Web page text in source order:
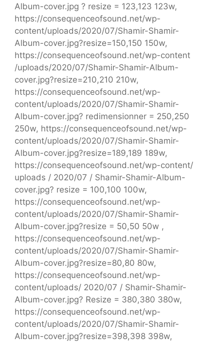
Album-cover.jpg ? resize = 123,123 123w,
https://consequenceofsound.net/wp-
content/uploads/2020/07/Shamir-Shamir-
Album-cover.jpg?resize=150,150 150w,
https://consequenceofsound.net/wp-content
/uploads/2020/07/Shamir-Shamir-Album-
cover.jpg?resize=210,210 210w,
https://consequenceofsound.net/wp-
content/uploads/2020/07/Shamir-Shamir-
Album-cover.jpg? redimensionner = 250,250
250w, https://consequenceofsound.net/wp-
content/uploads/2020/07/Shamir-Shamir-
Album-cover.jpg?resize=189,189 189w,
https://consequenceofsound.net/wp-content/
uploads / 2020/07 / Shamir-Shamir-Album-
cover.jpg? resize = 100,100 100w,
https://consequenceofsound.net/wp-
content/uploads/2020/07/Shamir-Shamir-
Album-cover.jpg?resize = 50,50 50w ,
https://consequenceofsound.net/wp-
content/uploads/2020/07/Shamir-Shamir-
Album-cover.jpg?resize=80,80 80w,
https://consequenceofsound.net/wp-
content/uploads/ 2020/07 / Shamir-Shamir-
Album-cover.jpg? Resize = 380,380 380w,
https://consequenceofsound.net/wp-
content/uploads/2020/07/Shamir-Shamir-
Album-cover.jpg?resize=398,398 398w,